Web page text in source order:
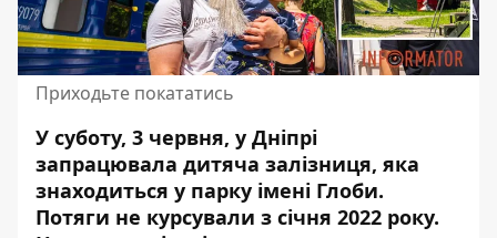
Приходьте покататись
У суботу, 3 червня, у Дніпрі
запрацювала дитяча залізниця, яка
знаходиться у парку імені Глоби.
Потяги не курсували з січня 2022 року.